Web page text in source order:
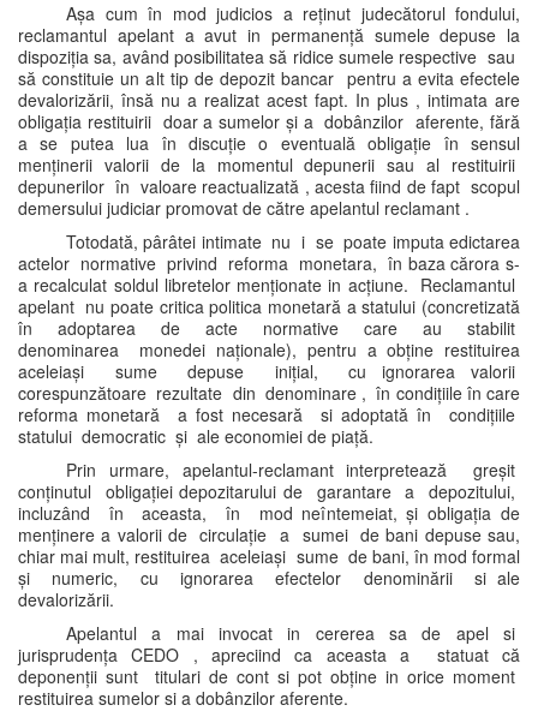
Așa cum în mod judicios a reținut judecătorul fondului,
reclamantul apelant a avut in permanență sumele depuse la
dispoziția sa, având posibilitatea să ridice sumele respective sau
să constituie un alt tip de depozit bancar pentru a evita efectele
devalorizării, însă nu a realizat acest fapt. In plus , intimata are
obligația restituirii doar a sumelor și a dobânzilor aferente, fără
a se putea lua în discuție o eventuală obligație în sensul
menținerii valorii de la momentul depunerii sau al restituirii
depunerilor în valoare reactualizată , acesta fiind de fapt scopul
demersului judiciar promovat de către apelantul reclamant .
Totodată, pârâtei intimate nu i se poate imputa edictarea
actelor normative privind reforma monetara, în baza cărora s-
a recalculat soldul libretelor menționate in acțiune. Reclamantul
apelant nu poate critica politica monetară a statului (concretizată
în adoptarea de acte normative care au stabilit
denominarea monedei naționale), pentru a obține restituirea
aceleiași sume depuse inițial, cu ignorarea valorii
corespunzătoare rezultate din denominare , în condițiile în care
reforma monetară a fost necesară si adoptată în condițiile
statului democratic și ale economiei de piață.
Prin urmare, apelantul-reclamant interpretează greșit
conținutul obligației depozitarului de garantare a depozitului,
incluzând în aceasta, în mod neîntemeiat, și obligația de
menținere a valorii de circulație a sumei de bani depuse sau,
chiar mai mult, restituirea aceleiași sume de bani, în mod formal
și numeric, cu ignorarea efectelor denominării si ale
devalorizării.
Apelantul a mai invocat in cererea sa de apel si
jurisprudența CEDO , apreciind ca aceasta a statuat că
deponenții sunt titulari de cont si pot obține in orice moment
restituirea sumelor si a dobânzilor aferente.